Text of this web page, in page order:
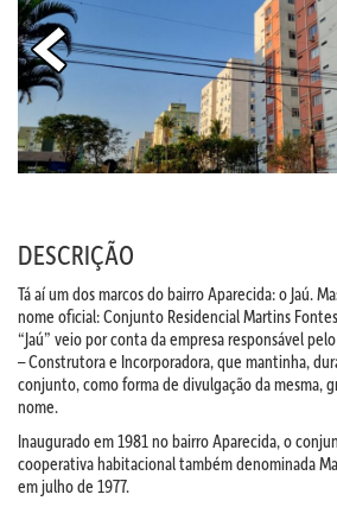
DESCRIÇÃO
Tá aí um dos marcos do bairro Aparecida: o Jaú.
nome oficial: Conjunto Residencial Martins
“Jaú” veio por conta da empresa responsável
– Construtora e Incorporadora, que mantinha,
conjunto, como forma de divulgação da mesma,
nome.
Inaugurado em 1981 no bairro Aparecida, o
cooperativa habitacional também denominada
em julho de 1977.